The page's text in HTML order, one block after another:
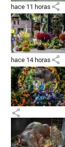
hace 11 horas share
hace 14 horas share
share